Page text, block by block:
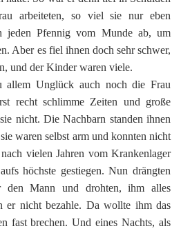
arbeiteten, so viel sie nur eben
jeden Pfennig vom Munde ab, um
Aber es fiel ihnen doch sehr schwer,
und der Kinder waren viele.
allem Unglück auch noch die Frau
recht schlimme Zeiten und große
nicht. Die Nachbarn standen ihnen
waren selbst arm und konnten nicht
vielen Jahren vom Krankenlager
höchste gestiegen. Nun drängten
den Mann und drohten, ihm alles
er nicht bezahle. Da wollte ihm das
fast brechen. Und eines Nachts, als